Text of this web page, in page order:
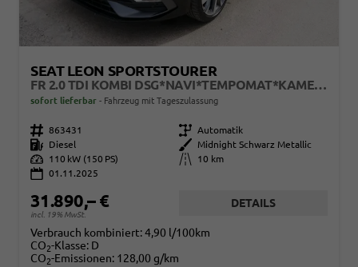
SEAT LEON SPORTSTOURER
FR 2.0 TDI KOMBI DSG*NAVI*TEMPOMAT*KAMERA*KEYLESS-GO*VIRTUAL COCKPIT*
sofort lieferbar Fahrzeug mit Tageszulassung
Fahrzeugnr. 863431 Getriebe Automatik
Kraftstoff
Diesel Außenfarbe
Midnight Schwarz Metallic
Leistung
110 kW (150 PS) Kilometerstand
10 km
01.11.2025
31.890,– €
incl. 19% MwSt.
DETAILS
Verbrauch kombiniert:4,90 l/100km
CO2-Klasse: D
CO2-Emissionen: 128,00 g/km